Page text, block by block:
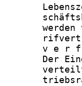
werden
v e r
Der